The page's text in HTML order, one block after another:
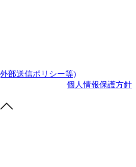
部送信ポリシー等)
個人情報保護方針